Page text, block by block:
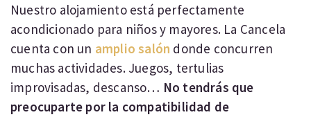
Nuestro alojamiento está perfectamente
acondicionado para niños y mayores. La Cancela
cuenta con un amplio salón donde concurren
muchas actividades. Juegos, tertulias
improvisadas, descanso… No tendrás que
preocuparte por la compatibilidad de